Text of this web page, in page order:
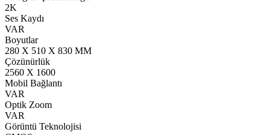
2K
Ses Kaydı
VAR
Boyutlar
280 X 510 X 830 MM
Çözünürlük
2560 X 1600
Mobil Bağlantı
VAR
Optik Zoom
VAR
Görüntü Teknolojisi